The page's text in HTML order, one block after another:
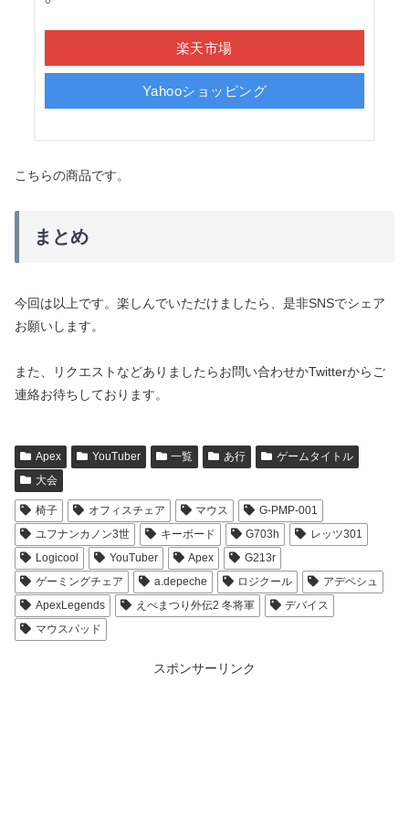
楽天市場
Yahooショッピング
こちらの商品です。
まとめ
今回は以上です。楽しんでいただけましたら、是非SNSでシェア
お願いします。
また、リクエストなどありましたらお問い合わせかTwitterからご
連絡お待ちしております。
Apex YouTuber 一覧 あ行
ゲームタイトル
大会
椅子 オフィスチェア マウス
G-PMP-001
ユフナンカノン3世
キーボード G703h
レッツ301
Logicool
YouTuber Apex
G213r
ゲーミングチェア
a.depeche ロジクール
アデペシュ
ApexLegends
えぺまつり外伝2 冬将軍
デバイス
マウスパッド
スポンサーリンク